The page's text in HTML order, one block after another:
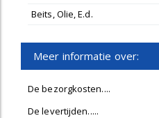
Beits, Olie, E.d.
Meer informatie over:
De bezorgkosten....
De levertijden.....